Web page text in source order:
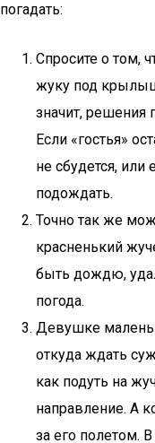
погадать:
Спросите о том,
жуку под
значит, решения
Если «гостья»
не сбудется, или
подождать.
Точно так же
красненький
быть дождю,
погода.
Девушке
откуда ждать
как подуть на
направление. А
за его полетом.